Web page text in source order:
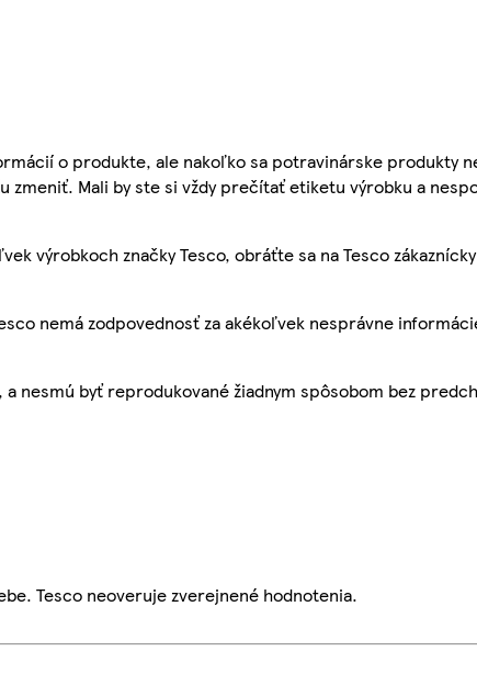
o produkte, ale nakoľko sa potravinárske produkty
zmeniť. Mali by ste si vždy prečítať etiketu výrobku a
výrobkoch značky Tesco, obráťte sa na Tesco
nemá zodpovednosť za akékoľvek nesprávne
nesmú byť reprodukované žiadnym spôsobom bez
Tesco neoveruje zverejnené hodnotenia.